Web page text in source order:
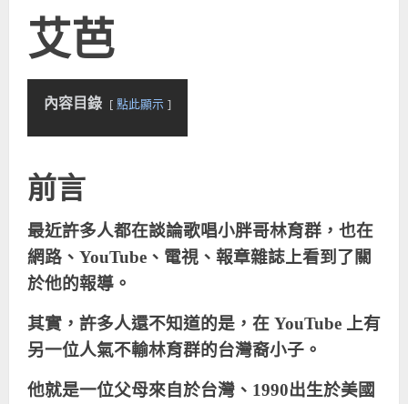
艾芭
內容目錄 點此顯示
前言
最近許多人都在談論歌唱小胖哥林育群，也在
網路、 YouTube 、電視、報章雜誌上看到了關
於他的報導。
其實，許多人還不知道的是，在 YouTube 上有
另一位人氣不輸林育群的台灣裔小子。
他就是一位父母來自於台灣、 1990出生於美國